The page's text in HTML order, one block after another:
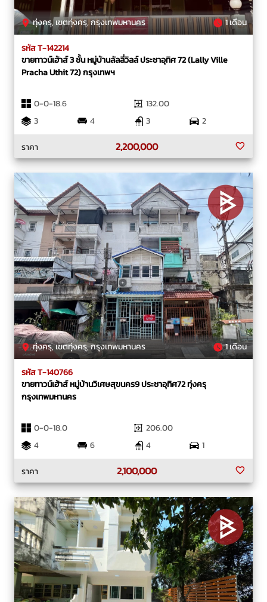
ทุ่งครุ, เขตทุ่งครุ, กรุงเทพมหานคร 1 เดือน
รหัส T-142214
ขายทาวน์เฮ้าส์ 3 ชั้น หมู่บ้านลัลลี่วิลล์ ประชาอุทิศ 72 (Lally Ville
Pracha Uthit 72) กรุงเทพฯ
0-0-18.6
132.00
3
4 3
2
ราคา
2,200,000
ทุ่งครุ, เขตทุ่งครุ, กรุงเทพมหานคร 1 เดือน
รหัส T-140766
ขายทาวน์เฮ้าส์ หมู่บ้านวิเศษสุขนคร9 ประชาอุทิศ72 ทุ่งครุ
กรุงเทพมหานคร
0-0-18.0
206.00
4
6 4
1
ราคา
2,100,000